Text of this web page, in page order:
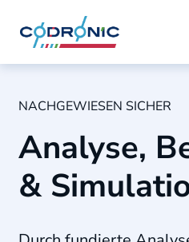
NACHGEWIESEN SICHER
Analyse,
&